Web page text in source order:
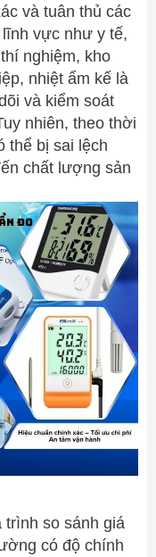
và tuân thủ các
vực như y tế,
nghiệm, kho
nhiệt ẩm kế là
và kiểm soát
nhiên, theo thời
thể bị sai lệch
chất lượng sản
so sánh giá
có độ chính